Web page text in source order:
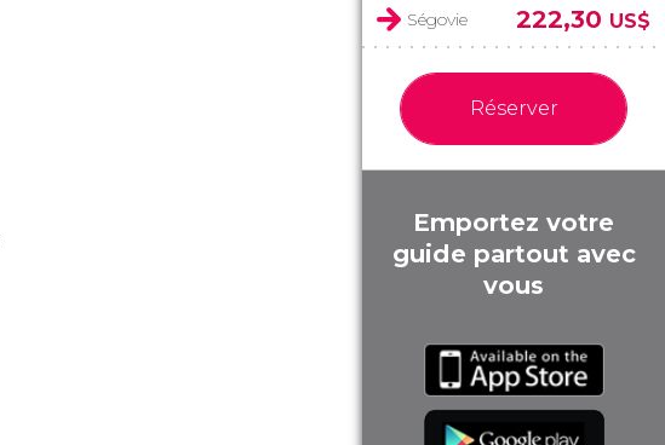
Ségovie
222,30 US$
Réserver
Emportez votre
guide partout avec
vous